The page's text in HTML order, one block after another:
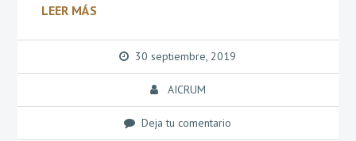
LEER MÁS
30 septiembre, 2019
AICRUM
Deja tu comentario